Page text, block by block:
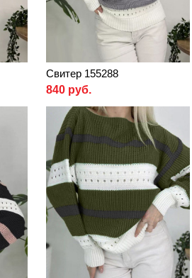
Свитер 155288
840 руб.